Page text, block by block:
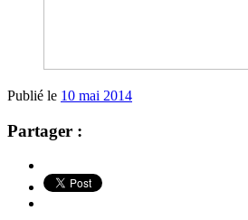
Publié le 10 mai 2014
Partager :